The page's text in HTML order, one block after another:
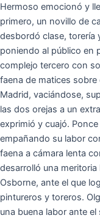
Hermoso emocionó y
primero, un novillo de
desbordó clase, torería
poniendo al público en
complejo tercero con
faena de matices
Madrid, vaciándose,
las dos orejas a un
exprimió y cuajó.
empañando su labor
faena a cámara lenta
desarrolló una
Osborne, ante el que
pintureros y toreros.
una buena labor ante